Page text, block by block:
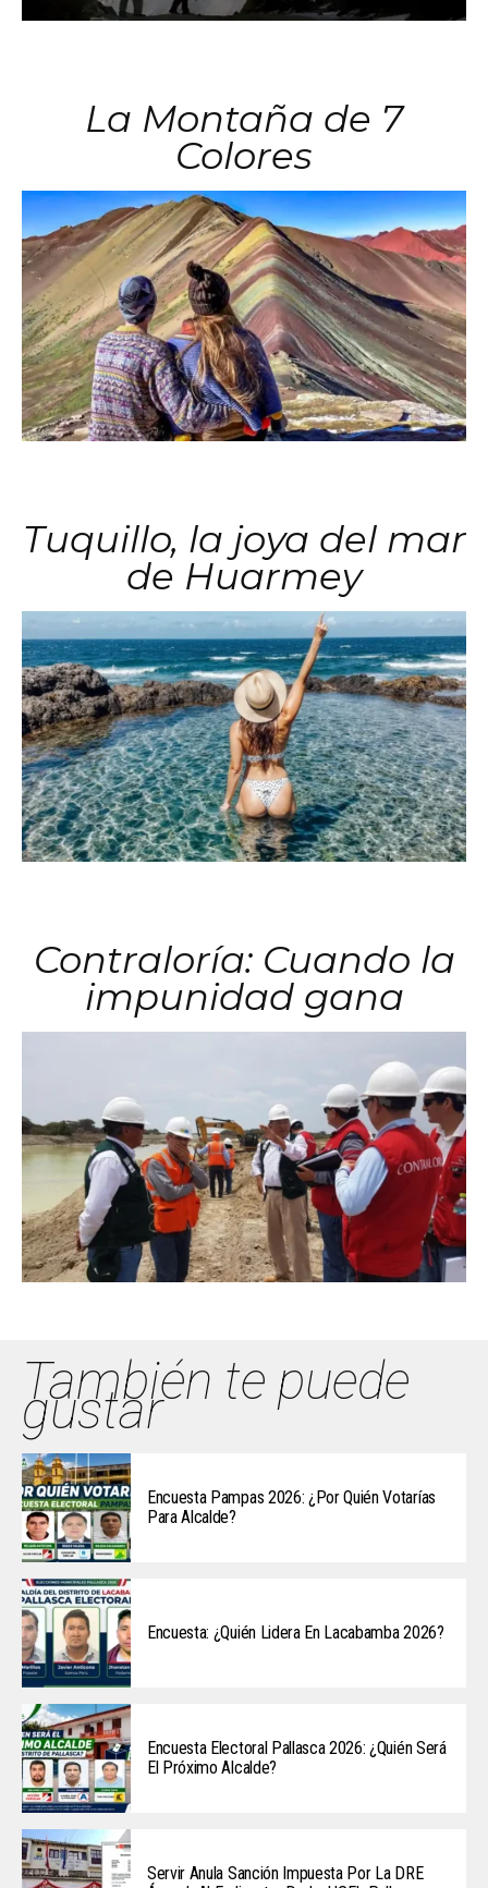
La Montaña de 7
Colores
Tuquillo, la joya del mar
de Huarmey
Contraloría: Cuando la
impunidad gana
También te puede
gustar
Encuesta Pampas 2026: ¿Por Quién Votarías
Para Alcalde?
Encuesta: ¿Quién Lidera En Lacabamba 2026?
Encuesta Electoral Pallasca 2026: ¿Quién Será
El Próximo Alcalde?
Servir Anula Sanción Impuesta Por La DRE